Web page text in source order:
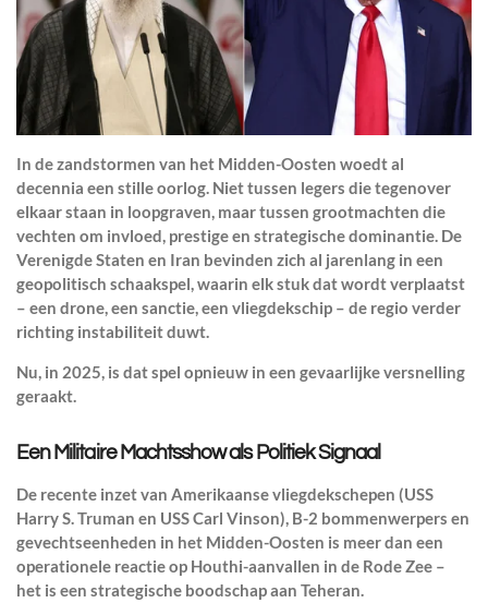
In de zandstormen van het Midden-Oosten woedt al
decennia een stille oorlog. Niet tussen legers die tegenover
elkaar staan in loopgraven, maar tussen grootmachten die
vechten om invloed, prestige en strategische dominantie. De
Verenigde Staten en Iran bevinden zich al jarenlang in een
geopolitisch schaakspel, waarin elk stuk dat wordt verplaatst
– een drone, een sanctie, een vliegdekschip – de regio verder
richting instabiliteit duwt.
Nu, in 2025, is dat spel opnieuw in een gevaarlijke versnelling
geraakt.
Een Militaire Machtsshow als Politiek Signaal
De recente inzet van Amerikaanse vliegdekschepen (USS
Harry S. Truman en USS Carl Vinson), B-2 bommenwerpers en
gevechtseenheden in het Midden-Oosten is meer dan een
operationele reactie op Houthi-aanvallen in de Rode Zee –
het is een strategische boodschap aan Teheran.